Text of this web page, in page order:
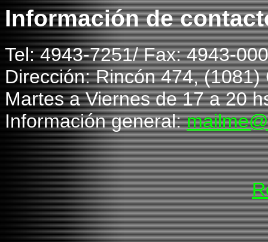
Información de
Tel: 4943-7251/ Fax: 4943-
Dirección: Rincón 474,
Martes a Viernes de 17a 20
Información general: